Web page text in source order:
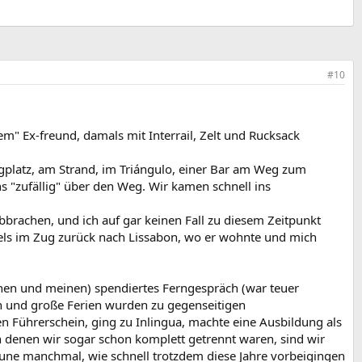
#10
Ex-freund, damals mit Interrail, Zelt und Rucksack
am Strand, im Triángulo, einer Bar am Weg zum
"zufällig" über den Weg. Wir kamen schnell ins
und ich auf gar keinen Fall zu diesem Zeitpunkt
im Zug zurück nach Lissabon, wo er wohnte und mich
und meinen) spendiertes Ferngespräch (war teuer
große Ferien wurden zu gegenseitigen
Führerschein, ging zu Inlingua, machte eine Ausbildung als
denen wir sogar schon komplett getrennt waren, sind wir
manchmal, wie schnell trotzdem diese Jahre vorbeigingen